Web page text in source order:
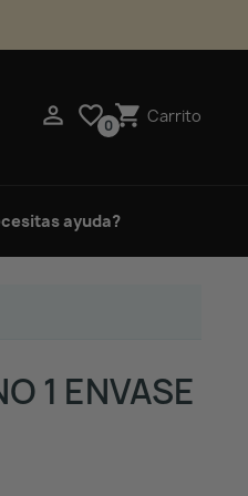
 favorite_border0shopping_cart Carrito
ayuda?
1 ENVASE